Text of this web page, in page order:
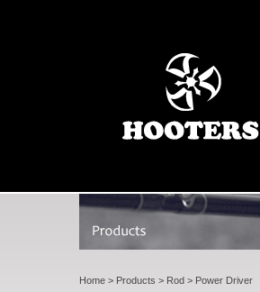
Home > Products > Rod > Power Driver